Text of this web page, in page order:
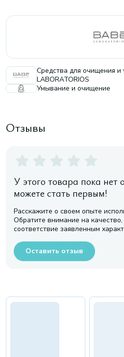
Средства для очищения и
LABORATORIOS
Умывание и очищение
Отзывы
У этого товара пока нет
можете стать первым!
Расскажите о своем опыте
Обратите внимание на качество,
соответствие заявленным
Оставить отзыв